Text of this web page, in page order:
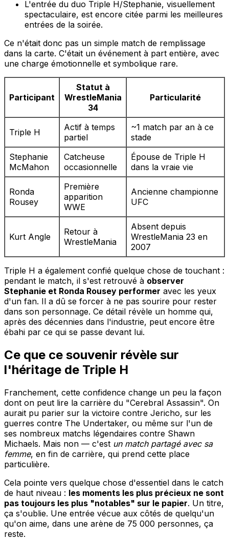
L'entrée du duo Triple H/Stephanie, visuellement
spectaculaire, est encore citée parmi les meilleures
entrées de la soirée.
Ce n'était donc pas un simple match de remplissage
dans la carte. C'était un événement à part entière, avec
une charge émotionnelle et symbolique rare.
Participant
Statut à
WrestleMania
34
Particularité
Triple H
Actif à temps
partiel
~1 match par an à ce
stade
Stephanie
McMahon
Catcheuse
occasionnelle
Épouse de Triple H
dans la vraie vie
Ronda
Rousey
Première
apparition
WWE
Ancienne championne
UFC
Kurt Angle
Retour à
WrestleMania
Absent depuis
WrestleMania 23 en
2007
Triple H a également confié quelque chose de touchant :
pendant le match, il s'est retrouvé à observer
Stephanie et Ronda Rousey performer avec les yeux
d'un fan. Il a dû se forcer à ne pas sourire pour rester
dans son personnage. Ce détail révèle un homme qui,
après des décennies dans l'industrie, peut encore être
ébahi par ce qui se passe devant lui.
Ce que ce souvenir révèle sur
l'héritage de Triple H
Franchement, cette confidence change un peu la façon
dont on peut lire la carrière du "Cerebral Assassin". On
aurait pu parier sur la victoire contre Jericho, sur les
guerres contre The Undertaker, ou même sur l'un de
ses nombreux matchs légendaires contre Shawn
Michaels. Mais non — c'est un match partagé avec sa
femme, en fin de carrière, qui prend cette place
particulière.
Cela pointe vers quelque chose d'essentiel dans le catch
de haut niveau : les moments les plus précieux ne sont
pas toujours les plus "notables" sur le papier. Un titre,
ça s'oublie. Une entrée vécue aux côtés de quelqu'un
qu'on aime, dans une arène de 75 000 personnes, ça
reste.